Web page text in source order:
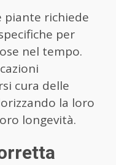
piante richiede
per
nel tempo.
cura delle
la loro
longevità.